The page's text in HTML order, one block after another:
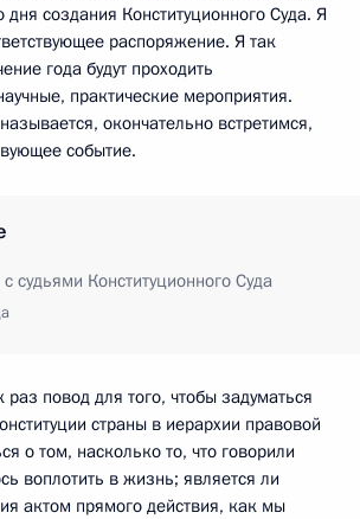
дня создания Конституционного Суда. Я
распоряжение. Я так
года будут проходить
практические мероприятия.
окончательно встретимся,
событие.
судьями Конституционного Суда
повод для того, чтобы задуматься
страны в иерархии правовой
о том, насколько то, что говорили
воплотить в жизнь; является ли
актом прямого действия, как мы